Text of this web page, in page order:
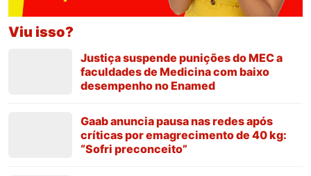
Viu isso?
Justiça suspende punições do MEC a
faculdades de Medicina com baixo
desempenho no Enamed
Gaab anuncia pausa nas redes após
críticas por emagrecimento de 40 kg:
“Sofri preconceito”